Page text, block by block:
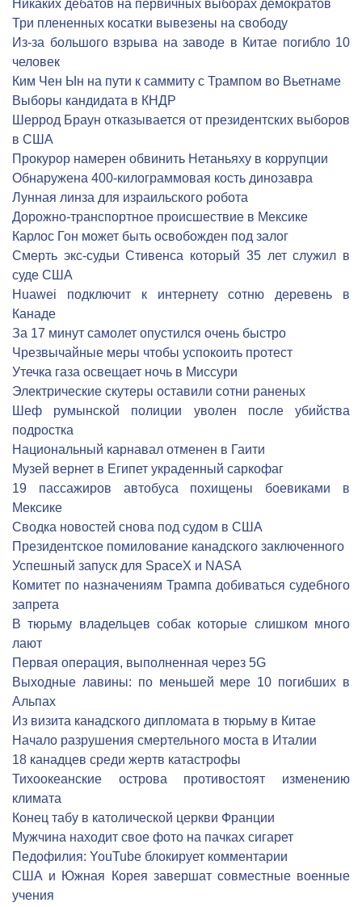
Никаких дебатов на первичных выборах демократов
Три плененных косатки вывезены на свободу
Из-за большого взрыва на заводе в Китае погибло 10
человек
Ким Чен Ын на пути к саммиту с Трампом во Вьетнаме
Выборы кандидата в КНДР
Шеррод Браун отказывается от президентских выборов
в США
Прокурор намерен обвинить Нетаньяху в коррупции
Обнаружена 400-килограммовая кость динозавра
Лунная линза для израильского робота
Дорожно-транспортное происшествие в Мексике
Карлос Гон может быть освобожден под залог
Смерть экс-судьи Стивенса который 35 лет служил в
суде США
Huawei подключит к интернету сотню деревень в
Канаде
За 17 минут самолет опустился очень быстро
Чрезвычайные меры чтобы успокоить протест
Утечка газа освещает ночь в Миссури
Электрические скутеры оставили сотни раненых
Шеф румынской полиции уволен после убийства
подростка
Национальный карнавал отменен в Гаити
Музей вернет в Египет украденный саркофаг
19 пассажиров автобуса похищены боевиками в
Мексике
Сводка новостей снова под судом в США
Президентское помилование канадского заключенного
Успешный запуск для SpaceX и NASA
Комитет по назначениям Трампа добиваться судебного
запрета
В тюрьму владельцев собак которые слишком много
лают
Первая операция, выполненная через 5G
Выходные лавины: по меньшей мере 10 погибших в
Альпах
Из визита канадского дипломата в тюрьму в Китае
Начало разрушения смертельного моста в Италии
18 канадцев среди жертв катастрофы
Тихоокеанские острова противостоят изменению
климата
Конец табу в католической церкви Франции
Мужчина находит свое фото на пачках сигарет
Педофилия: YouTube блокирует комментарии
США и Южная Корея завершат совместные военные
учения